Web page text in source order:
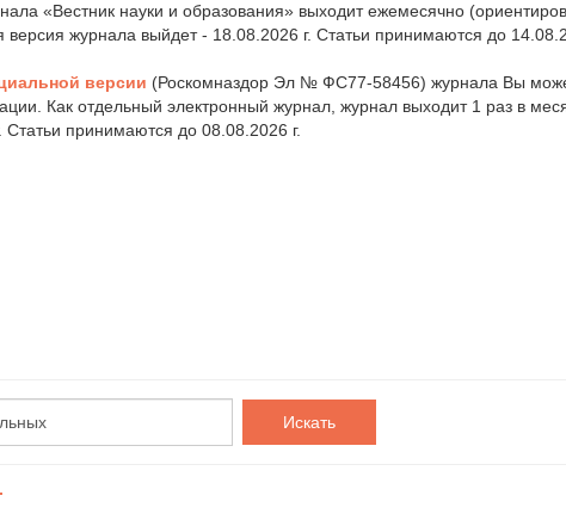
«Вестник науки и образования» выходит ежемесячно
журнала выйдет - 18.08.2026 г. Статьи принимаются до
версии (Роскомназдор Эл № ФС77-58456) журнала Вы
Как отдельный электронный журнал, журнал выходит 1 раз в
Статьи принимаются до 08.08.2026 г.
Искать